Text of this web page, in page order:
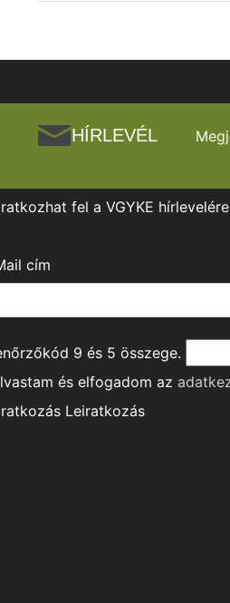
HÍRLEVÉL
fel a VGYKE hírlevelére
cím
9 és 5 összege.
és elfogadom az
Leiratkozás